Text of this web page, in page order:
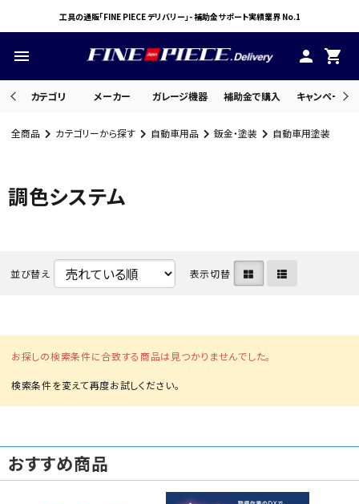
工具の通販「FINE PIECE デリバリー」- 補助金サポート実績業界 No.1
menu person shopping_cart
カテゴリ メーカー ガレージ機器 補助金で購入 キャンペーン
meeting_room ログイン person 会員登録
全商品 カテゴリーから探す 自動車用品 鈑金・塗装 自動車用塗装
調色システム
並び替え 表示切替
お探しの検索条件に合致する商品は見つかりませんでした。
おすすめ商品